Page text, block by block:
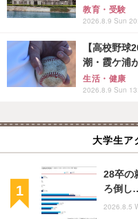
教育・受験
2026.8.9 Sun
【高校野
潮・霞ケ浦
生活・健康
2026.8.9 Sun
大学生ア
28卒の
ろ倒し
2026.8.5